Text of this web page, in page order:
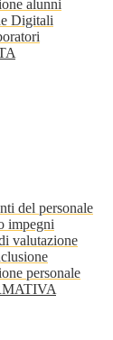
alunni
Digitali
del personale
impegni
valutazione
personale